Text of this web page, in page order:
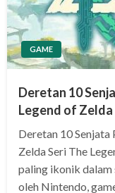
GAME
Deretan 10
Legend of Zelda
Deretan 10
Zelda Seri The
paling ikonik dalam
oleh Nintendo,